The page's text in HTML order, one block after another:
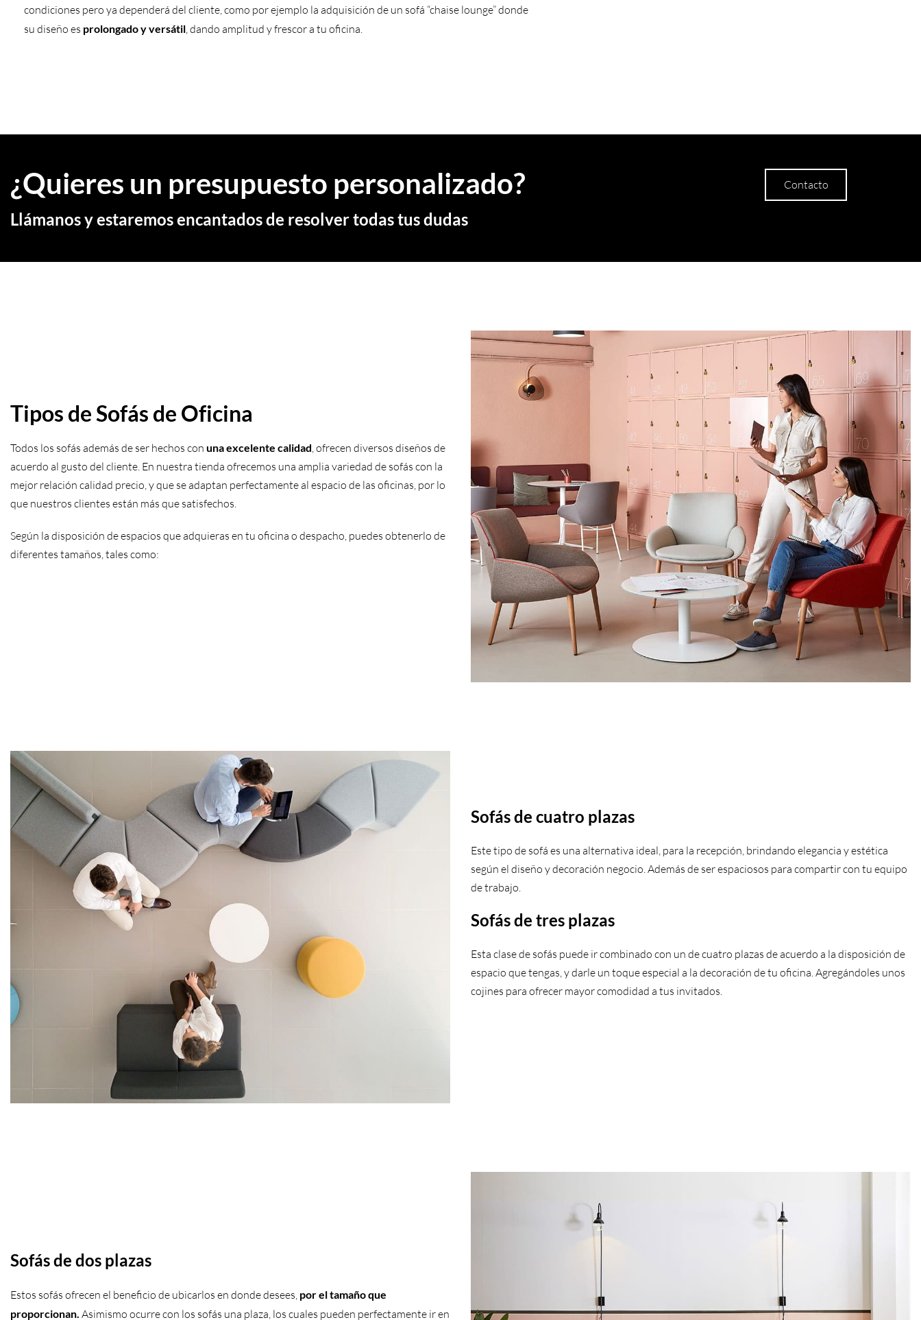
condiciones pero ya dependerá del cliente, como por ejemplo la adquisición de un sofá “chaise lounge” donde
su diseño es prolongado y versátil , dando amplitud y frescor a tu oficina.
¿Quieres un presupuesto personalizado?
Llámanos y estaremos encantados de resolver todas tus dudas
Contacto
Tipos de Sofás de Oficina
Todos los sofás además de ser hechos con una excelente calidad, ofrecen diversos diseños de
acuerdo al gusto del cliente. En nuestra tienda ofrecemos una amplia variedad de sofás con la
mejor relación calidad precio, y que se adaptan perfectamente al espacio de las oficinas, por lo
que nuestros clientes están más que satisfechos.
Según la disposición de espacios que adquieras en tu oficina o despacho, puedes obtenerlo de
diferentes tamaños, tales como:
Sofás de cuatro plazas
Este tipo de sofá es una alternativa ideal, para la recepción, brindando elegancia y estética
según el diseño y decoración negocio. Además de ser espaciosos para compartir con tu equipo
de trabajo.
Sofás de tres plazas
Esta clase de sofás puede ir combinado con un de cuatro plazas de acuerdo a la disposición de
espacio que tengas, y darle un toque especial a la decoración de tu oficina. Agregándoles unos
cojines para ofrecer mayor comodidad a tus invitados.
Sofás de dos plazas
Estos sofás ofrecen el beneficio de ubicarlos en donde desees, por el tamaño que
proporcionan. Asimismo ocurre con los sofás una plaza, los cuales pueden perfectamente ir en